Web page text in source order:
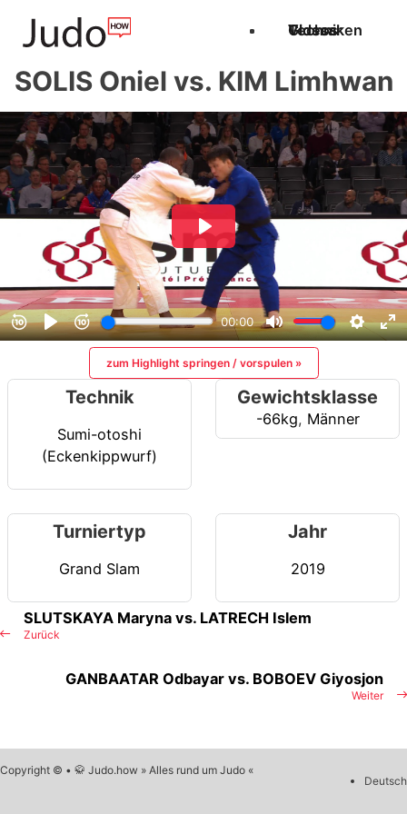
Techniken
Videos
Glossar
SOLIS Oniel vs. KIM Limhwan
zum Highlight springen / vorspulen »
Technik
Sumi-otoshi
(Eckenkippwurf)
Gewichtsklasse
-66kg, Männer
Turniertyp
Grand Slam
Jahr
2019
Zurück
SLUTSKAYA Maryna vs. LATRECH Islem
Weiter
GANBAATAR Odbayar vs. BOBOEV Giyosjon
Copyright © • 🥋 Judo.how » Alles rund um Judo «
Deutsch